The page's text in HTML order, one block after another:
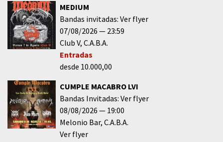
MEDIUM
Bandas invitadas: Ver flyer
07/08/2026
23:59
Club V C.A.B.A.
Entradas
desde 10.000,00
CUMPLE MACABRO LVI
Bandas Invitadas: Ver flyer
08/08/2026
19:00
Melonio Bar C.A.B.A.
Ver flyer